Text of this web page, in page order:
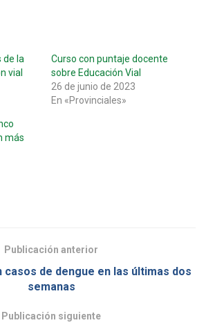
de la
vial
Curso con puntaje docente
sobre Educación Vial
26 de junio de 2023
En «Provinciales»
más
Publicación anterior
casos de dengue en las últimas dos
semanas
Publicación siguiente